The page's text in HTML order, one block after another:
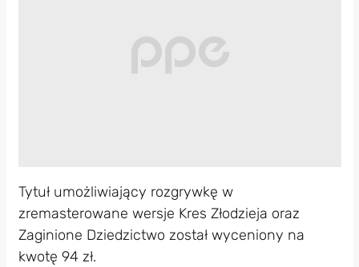
Tytuł umożliwiający rozgrywkę w
zremasterowane wersje Kres Złodzieja oraz
Zaginione Dziedzictwo został wyceniony na
kwotę 94 zł.